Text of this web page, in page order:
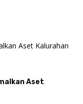
Aset